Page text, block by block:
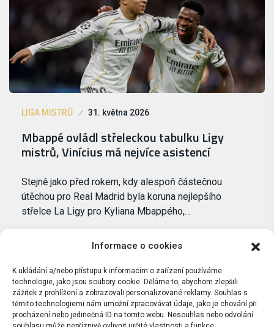
Informace o cookies
K ukládání a/nebo přístupu k informacím o zařízení používáme
technologie, jako jsou soubory cookie. Děláme to, abychom zlepšili
zážitek z prohlížení a zobrazovali personalizované reklamy. Souhlas s
těmito technologiemi nám umožní zpracovávat údaje, jako je chování při
procházení nebo jedinečná ID na tomto webu. Nesouhlas nebo odvolání
LIGA MISTRŮ 31. května 2026
Mbappé ovládl střeleckou tabulku Ligy
mistrů, Vinícius má nejvíce asistencí
Stejně jako před rokem, kdy alespoň částečnou
útěchou pro Real Madrid byla koruna nejlepšího
střelce La Ligy pro Kyliana Mbappého,…